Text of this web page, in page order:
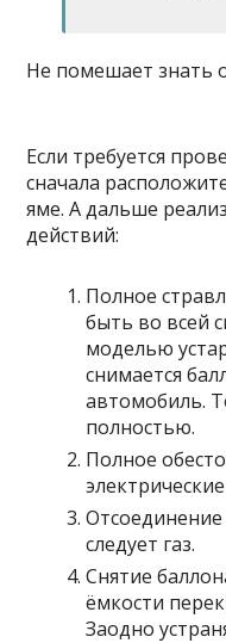
Не помешает знать
Если требуется
сначала
яме. А дальше
действий:
Полное
быть во всей
моделью
снимается
автомобиль.
полностью.
Полное
следует газ.
Снятие
ёмкости
Заодно